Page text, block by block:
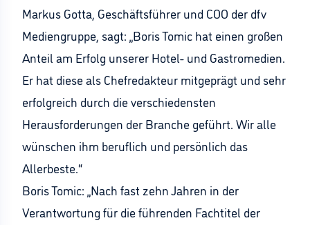
Markus Gotta, Geschäftsführer und COO der dfv
Mediengruppe, sagt: „Boris Tomic hat einen großen
Anteil am Erfolg unserer Hotel- und Gastromedien.
Er hat diese als Chefredakteur mitgeprägt und sehr
erfolgreich durch die verschiedensten
Herausforderungen der Branche geführt. Wir alle
wünschen ihm beruflich und persönlich das
Allerbeste.“
Boris Tomic: „Nach fast zehn Jahren in der
Verantwortung für die führenden Fachtitel der